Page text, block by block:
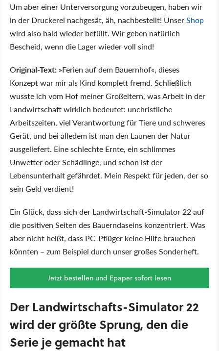
Um aber einer Unterversorgung vorzubeugen, haben wir
in der Druckerei nachgesät, äh, nachbestellt! UnserShop
wird also bald wieder befüllt. Wir geben natürlich
Bescheid, wenn die Lager wieder voll sind!
Original-Text: »Ferien auf dem Bauernhof«, dieses
Konzept war mir als Kind komplett fremd. Schließlich
wusste ich vom Hof meiner Großeltern, was Arbeit in der
Landwirtschaft wirklich bedeutet: unchristliche
Arbeitszeiten, viel Verantwortung für Tiere und schweres
Gerät, und bei alledem ist man den Launen der Natur
ausgeliefert. Eine schlechte Ernte, ein schlimmes
Unwetter oder Schädlinge, und schon ist der
Lebensunterhalt gefährdet. Mein Respekt für jeden, der so
sein Geld verdient!
Ein Glück, dass sich der Landwirtschaft-Simulator 22 auf
die positiven Seiten des Bauerndaseins konzentriert. Was
aber nicht heißt, dass PC-Pflüger keine Hilfe brauchen
könnten – zum Beispiel durch unser großes Sonderheft.
Jetzt bestellen und Epaper sofort lesen
Der Landwirtschafts-Simulator 22
wird der größte Sprung, den die
Serie je gemacht hat